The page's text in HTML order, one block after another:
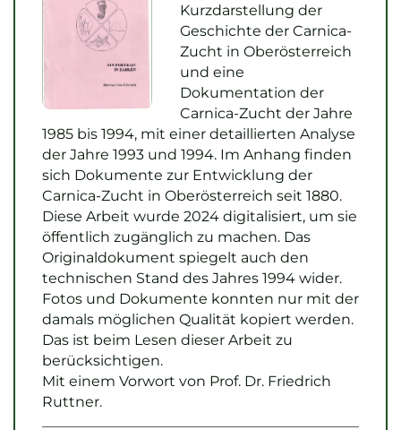
Kurzdarstellung der
Geschichte der Carnica-
Zucht in Oberösterreich
und eine
Dokumentation der
Carnica-Zucht der Jahre
1985 bis 1994, mit einer detaillierten Analyse
der Jahre 1993 und 1994. Im Anhang finden
sich Dokumente zur Entwicklung der
Carnica-Zucht in Oberösterreich seit 1880.
Diese Arbeit wurde 2024 digitalisiert, um sie
öffentlich zugänglich zu machen. Das
Originaldokument spiegelt auch den
technischen Stand des Jahres 1994 wider.
Fotos und Dokumente konnten nur mit der
damals möglichen Qualität kopiert werden.
Das ist beim Lesen dieser Arbeit zu
berücksichtigen.
Mit einem Vorwort von Prof. Dr. Friedrich
Ruttner.